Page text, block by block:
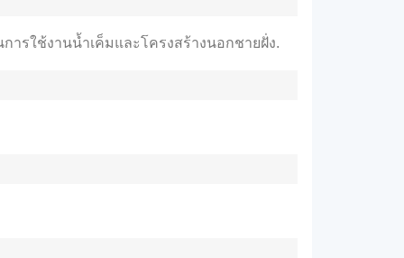
รใช้งานน้ำเค็มและโครงสร้างนอกชายฝั่ง.